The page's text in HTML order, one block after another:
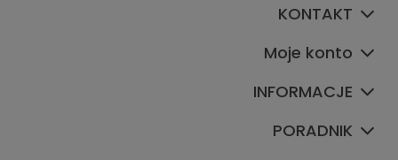
KONTAKT
Moje konto
INFORMACJE
PORADNIK